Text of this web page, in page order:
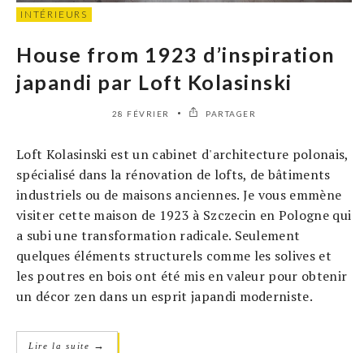
INTÉRIEURS
House from 1923 d’inspiration
japandi par Loft Kolasinski
28 FÉVRIER PARTAGER
Loft Kolasinski est un cabinet d'architecture polonais,
spécialisé dans la rénovation de lofts, de bâtiments
industriels ou de maisons anciennes. Je vous emmène
visiter cette maison de 1923 à Szczecin en Pologne qui
a subi une transformation radicale. Seulement
quelques éléments structurels comme les solives et
les poutres en bois ont été mis en valeur pour obtenir
un décor zen dans un esprit japandi moderniste.
Lire la suite →